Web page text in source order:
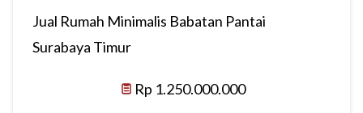
Jual Rumah Minimalis Babatan Pantai
Surabaya Timur
Rp 1.250.000.000